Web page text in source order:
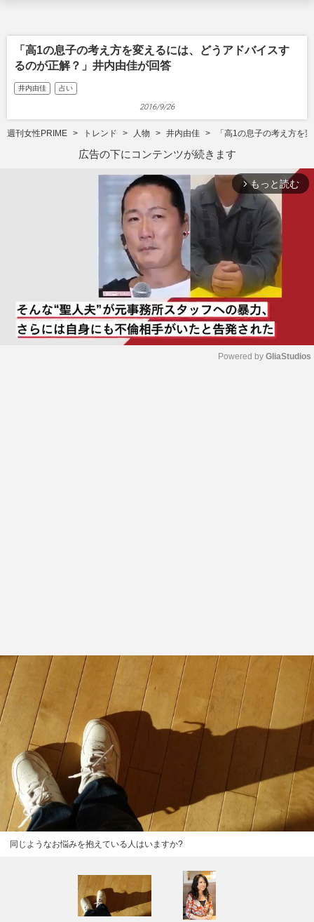
「高1の息子の考え方を変えるには、どうアドバイスす
るのが正解？」井内由佳が回答
井内由佳 占い
2016/9/26
週刊女性PRIME トレンド 人物 井内由佳 「高1の息子の考え方を
広告の下にコンテンツが続きます
arrow_forward_ios もっと読む
Powered by GliaStudios
同じようなお悩みを抱えている人はいますか?